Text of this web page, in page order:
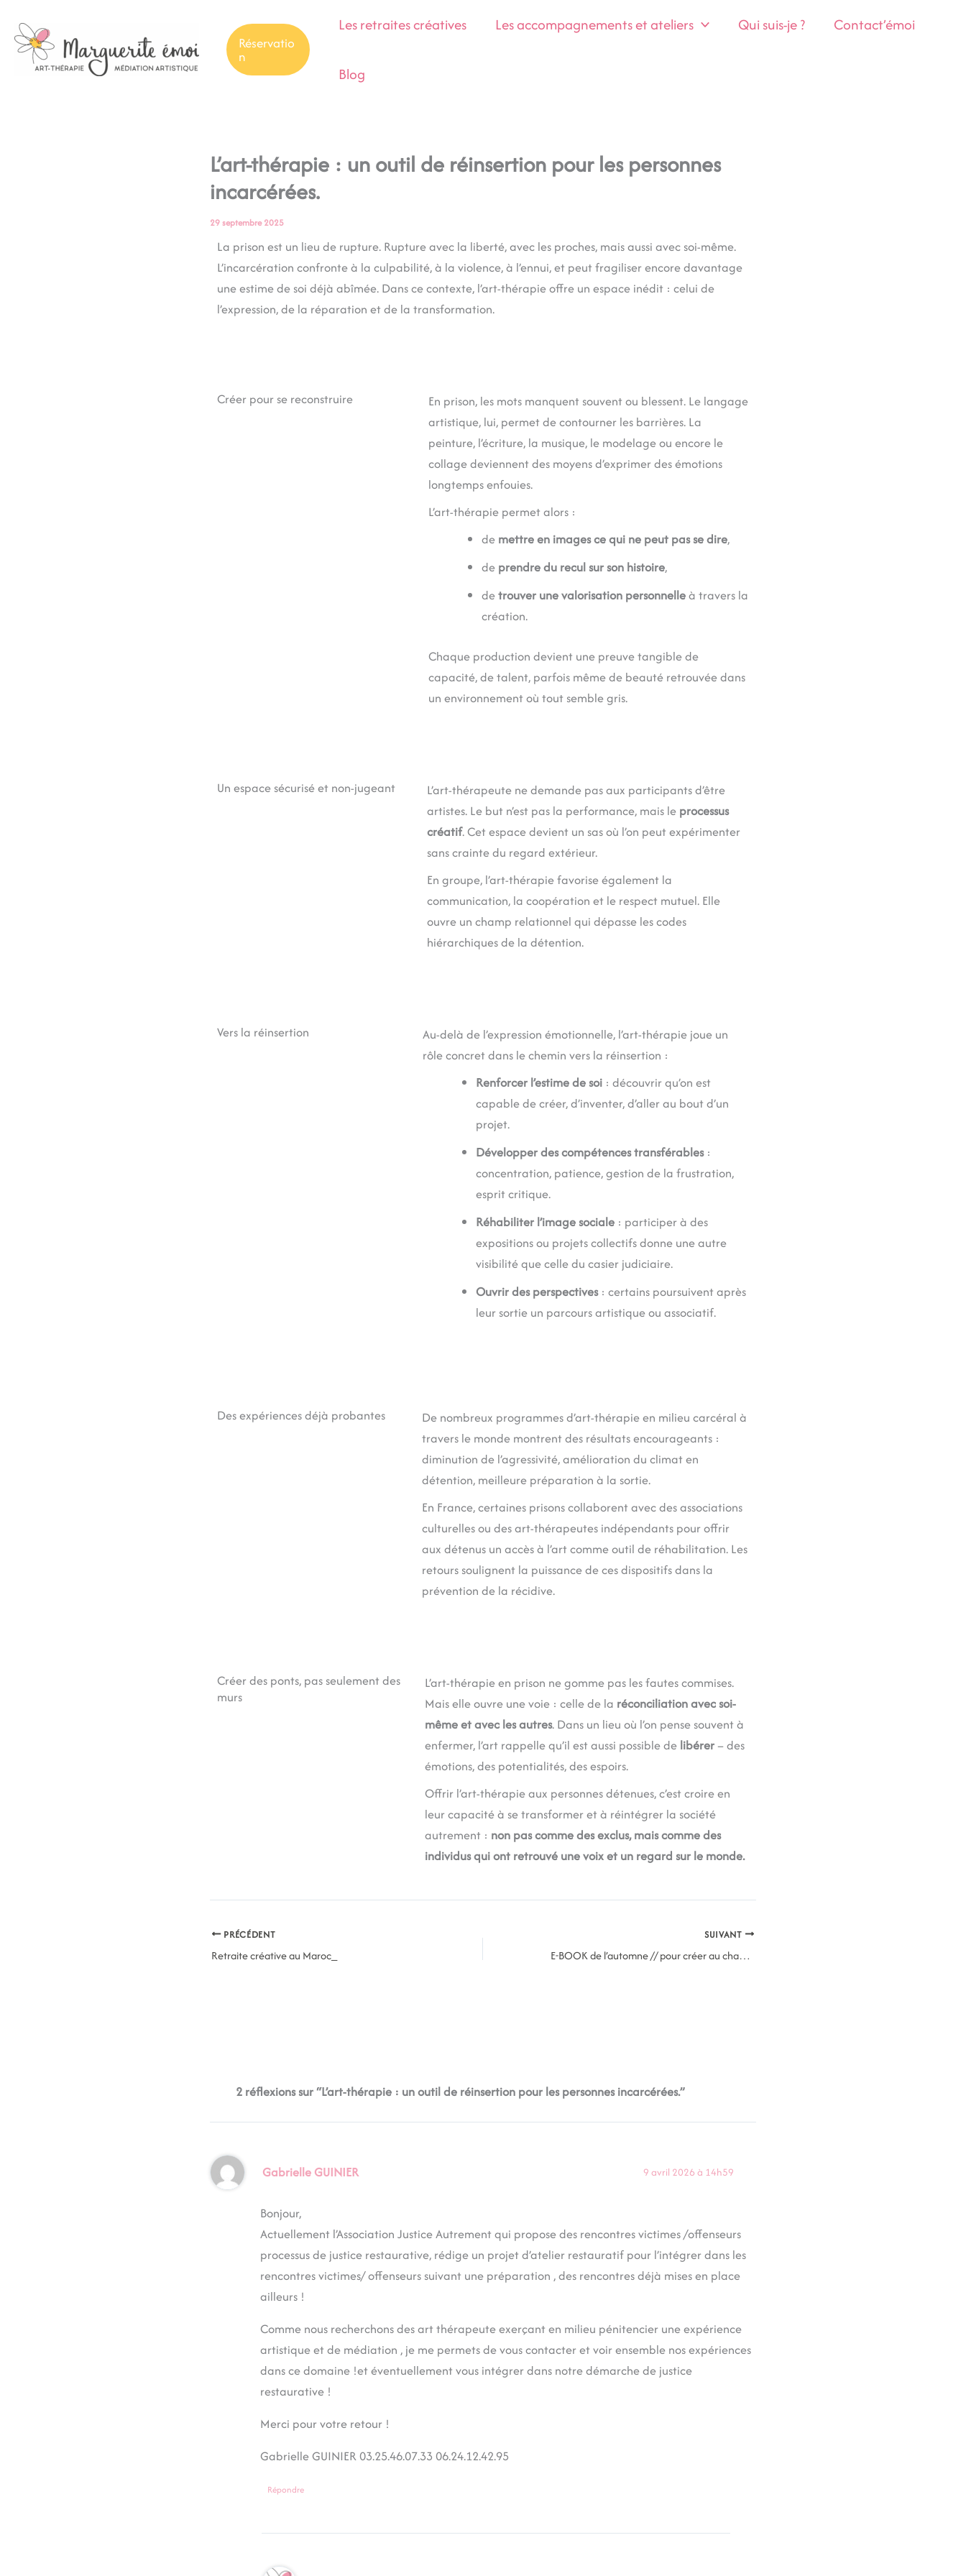
contenu
Réservatio
n
Les retraites créatives Les accompagnements et ateliers Qui suis-je ? Contact’émoi
Blog
L’art-thérapie : un outil de réinsertion pour les personnes
incarcérées.
29 septembre 2025
La prison est un lieu de rupture. Rupture avec la liberté, avec les proches, mais aussi avec soi-même.
L’incarcération confronte à la culpabilité, à la violence, à l’ennui, et peut fragiliser encore davantage
une estime de soi déjà abîmée. Dans ce contexte, l’art-thérapie offre un espace inédit : celui de
l’expression, de la réparation et de la transformation.
Créer pour se reconstruire
En prison, les mots manquent souvent ou blessent. Le langage
artistique, lui, permet de contourner les barrières. La
peinture, l’écriture, la musique, le modelage ou encore le
collage deviennent des moyens d’exprimer des émotions
longtemps enfouies.
L’art-thérapie permet alors :
de mettre en images ce qui ne peut pas se dire,
de prendre du recul sur son histoire,
detrouver une valorisation personnelleà travers la
création.
Chaque production devient une preuve tangible de
capacité, de talent, parfois même de beauté retrouvée dans
un environnement où tout semble gris.
Un espace sécurisé et non-jugeant
L’art-thérapeute ne demande pas aux participants d’être
artistes. Le but n’est pas la performance, mais le processus
créatif. Cet espace devient un sas où l’on peut expérimenter
sans crainte du regard extérieur.
En groupe, l’art-thérapie favorise également la
communication, la coopération et le respect mutuel. Elle
ouvre un champ relationnel qui dépasse les codes
hiérarchiques de la détention.
Vers la réinsertion
Au-delà de l’expression émotionnelle, l’art-thérapie joue un
rôle concret dans le chemin vers la réinsertion :
Renforcer l’estime de soi: découvrir qu’on est
capable de créer, d’inventer, d’aller au bout d’un
projet.
Développer des compétences transférables:
concentration, patience, gestion de la frustration,
esprit critique.
Réhabiliter l’image sociale: participer à des
expositions ou projets collectifs donne une autre
visibilité que celle du casier judiciaire.
Ouvrir des perspectives: certains poursuivent après
leur sortie un parcours artistique ou associatif.
Des expériences déjà probantes
De nombreux programmes d’art-thérapie en milieu carcéral à
travers le monde montrent des résultats encourageants :
diminution de l’agressivité, amélioration du climat en
détention, meilleure préparation à la sortie.
En France, certaines prisons collaborent avec des associations
culturelles ou des art-thérapeutes indépendants pour offrir
aux détenus un accès à l’art comme outil de réhabilitation. Les
retours soulignent la puissance de ces dispositifs dans la
prévention de la récidive.
Créer des ponts, pas seulement des
murs
L’art-thérapie en prison ne gomme pas les fautes commises.
Mais elle ouvre une voie : celle de la réconciliation avec soi-
même et avec les autres. Dans un lieu où l’on pense souvent à
enfermer, l’art rappelle qu’il est aussi possible de libérer– des
émotions, des potentialités, des espoirs.
Offrir l’art-thérapie aux personnes détenues, c’est croire en
leur capacité à se transformer et à réintégrer la société
autrement : non pas comme des exclus, mais comme des
individus qui ont retrouvé une voix et un regard sur le monde.
PRÉCÉDENT
Retraite créative au Maroc_
SUIVANT
E-BOOK de l’automne // pour créer au chaud depuis chez toi
2 réflexions sur “L’art-thérapie : un outil de réinsertion pour les personnes incarcérées.”
Gabrielle GUINIER 9 avril 2026 à 14h59
Bonjour,
Actuellement l’Association Justice Autrement qui propose des rencontres victimes /offenseurs
processus de justice restaurative, rédige un projet d’atelier restauratif pour l’intégrer dans les
rencontres victimes/ offenseurs suivant une préparation , des rencontres déjà mises en place
ailleurs !
Comme nous recherchons des art thérapeute exerçant en milieu pénitencier une expérience
artistique et de médiation , je me permets de vous contacter et voir ensemble nos expériences
dans ce domaine !et éventuellement vous intégrer dans notre démarche de justice
restaurative !
Merci pour votre retour !
Gabrielle GUINIER 03.25.46.07.33 06.24.12.42.95
Répondre